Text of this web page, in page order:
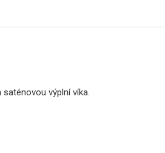
výplní víka.